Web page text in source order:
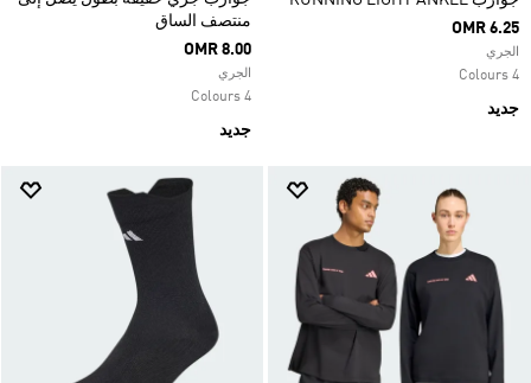
OMR 6.25
الجري
4 Colours
جديد
منتصف الساق
OMR 8.00
الجري
4 Colours
جديد